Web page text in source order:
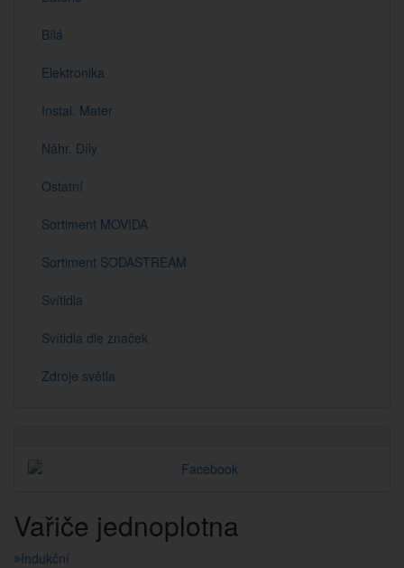
Bílá
Elektronika
Instal. Mater
Náhr. Díly
Ostatní
Sortiment MOVIDA
Sortiment SODASTREAM
Svítidla
Svítidla dle značek
Zdroje světla
Vařiče jednoplotna
Indukční